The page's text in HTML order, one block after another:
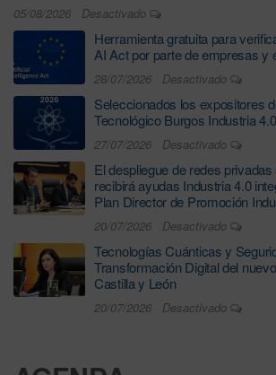
05/08/2026 Desactivado
Herramienta gratuita para
AI Act por parte de empresas y
28/07/2026 Desactivado
Seleccionados los expositores
Tecnológico Burgos Industria
27/07/2026 Desactivado
El despliegue de redes
recibirá ayudas Industria 4.0
Plan Director de Promoción
20/07/2026 Desactivado
Tecnologías Cuánticas y
Transformación Digital del
Castilla y León
20/07/2026 Desactivado